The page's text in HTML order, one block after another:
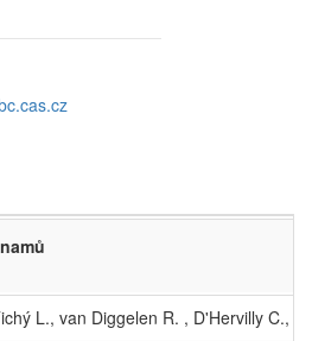
L., van Diggelen R. , D'Hervilly C.,